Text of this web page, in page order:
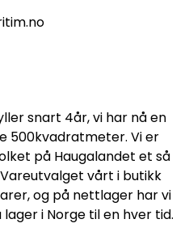
snart 4år, vi har nå en
500kvadratmeter. Vi er
på Haugalandet et så
vårt i butikk
og på nettlager har vi
i Norge til en hver tid.